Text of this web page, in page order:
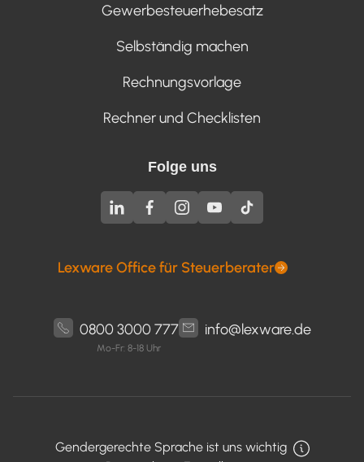
Gewerbesteuerhebesatz
Selbständig machen
Rechnungsvorlage
Rechner und Checklisten
Folge uns
Lexware Office für Steuerberater
0800 3000 777
Mo-Fr: 8-18 Uhr
info@lexware.de
Gendergerechte Sprache ist uns wichtig